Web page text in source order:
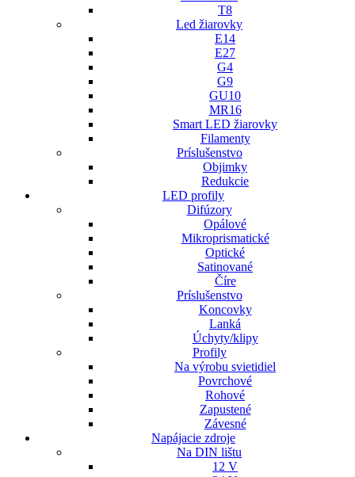
T8
Led žiarovky
E14
E27
G4
G9
GU10
MR16
Smart LED žiarovky
Filamenty
Príslušenstvo
Objimky
Redukcie
LED profily
Difúzory
Opálové
Mikroprismatické
Optické
Satinované
Číre
Príslušenstvo
Koncovky
Lanká
Úchyty/klipy
Profily
Na výrobu svietidiel
Povrchové
Rohové
Zapustené
Závesné
Napájacie zdroje
Na DIN lištu
12 V